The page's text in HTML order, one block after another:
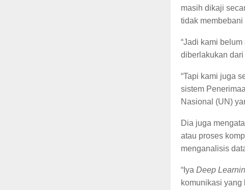
masih dikaji
tidak membebani
“Jadi kami
diberlakukan dari
“Tapi kami juga
sistem
Nasional (UN)
Dia juga
atau proses
menganalisis
“Iya Deep
komunikasi yang